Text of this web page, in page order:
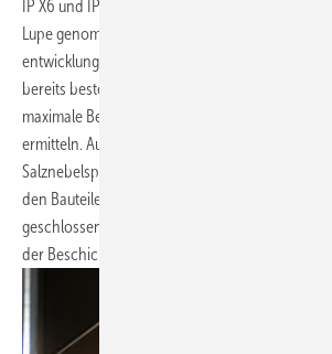
IP X6 und IP X9K. Einzelkomponenten werden
Lupe genommen: Im Schleudertest werden –
entwicklungsbegleitend als auch bei der
bereits bestehender Baureihen – die Laufräder
maximale Betriebsdrehzahl gebracht, um die
ermitteln. Auch salzhaltige Luft kann die
Salznebelsprühtest gilt es möglichst schnell
den Bauteilen Korrosion entsteht. Dafür werden
geschlossenen Kammern mit einem Salznebel
der Beschichtungen und Schweißstellen zu